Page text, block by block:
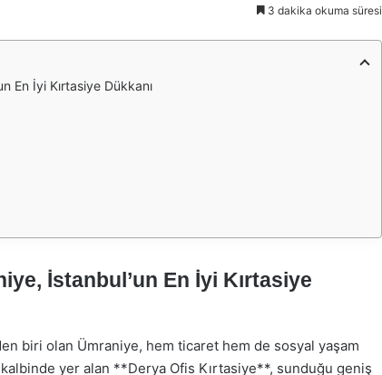
3 dakika okuma süresi
En İyi Kırtasiye Dükkanı
İstanbul’un En İyi Kırtasiye
biri olan Ümraniye, hem ticaret hem de sosyal yaşam
yer alan **Derya Ofis Kırtasiye**, sunduğu geniş